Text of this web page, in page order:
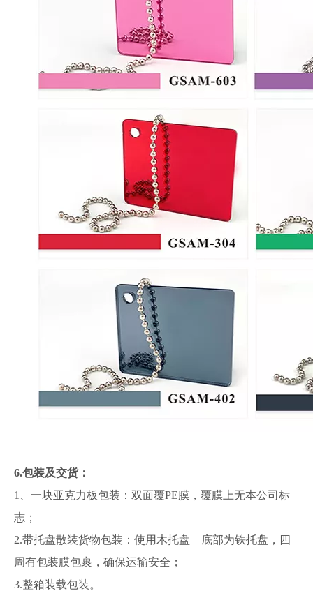
6.包装及交货：
1、一块亚克力板包装：双面覆PE膜，覆膜上无本公司标
志；
2.带托盘散装货物包装：使用木托盘 底部为铁托盘，四
周有包装膜包裹，确保运输安全；
3.整箱装载包装。